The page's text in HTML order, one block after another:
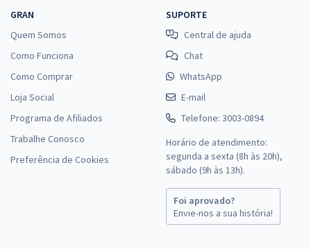
GRAN
Quem Somos
Como Funciona
Como Comprar
Loja Social
Programa de Afiliados
Trabalhe Conosco
Preferência de Cookies
SUPORTE
Central de ajuda
Chat
WhatsApp
E-mail
Telefone: 3003-0894
Horário de atendimento:
segunda a sexta (8h às 20h),
sábado (9h às 13h).
Foi aprovado?
Envie-nos a sua história!